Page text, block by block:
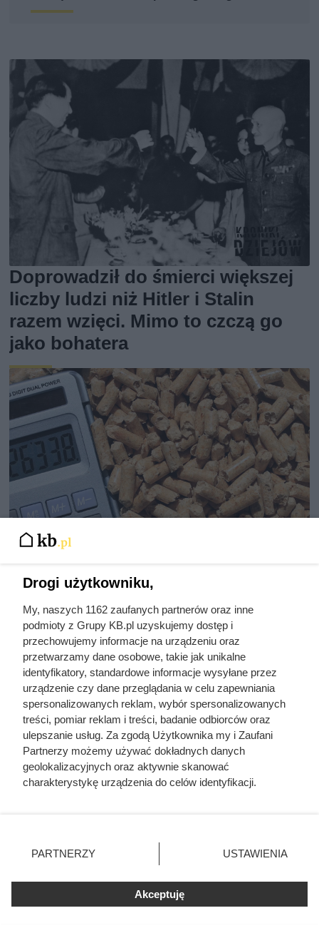
Doprowadził do śmierci większej
liczby ludzi niż Hitler i Stalin
razem wzięci. Mimo to czczą go
jako bohatera
Na ile naprawdę wystarcza tona
pelletu? Prosty przelicznik dla
domu 140 m²
Herodot pisał o tym z
przerażeniem. Każda kobieta
Drogi użytkowniku,
My, naszych 1162 zaufanych partnerów oraz inne
podmioty z Grupy KB.pl uzyskujemy dostęp i
przechowujemy informacje na urządzeniu oraz
przetwarzamy dane osobowe, takie jak unikalne
identyfikatory, standardowe informacje wysyłane przez
urządzenie czy dane przeglądania w celu zapewniania
spersonalizowanych reklam, wybór spersonalizowanych
treści, pomiar reklam i treści, badanie odbiorców oraz
ulepszanie usług. Za zgodą Użytkownika my i Zaufani
Partnerzy możemy używać dokładnych danych
geolokalizacyjnych oraz aktywnie skanować
charakterystykę urządzenia do celów identyfikacji.
zmienić/wycofać klikając przycisk ustawień prywatności
znajdujący się w lewym dolnym rogu strony. Niektóre
użytkownika, ale masz prawo sprzeciwić się takiemu
przetwarzaniu. Preferencje będą miały zastosowania tylko
PARTNERZY USTAWIENIA
Akceptuję